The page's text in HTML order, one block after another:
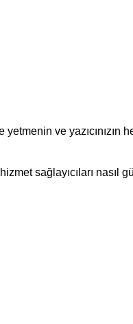
ve
sağlayıcıları nasıl